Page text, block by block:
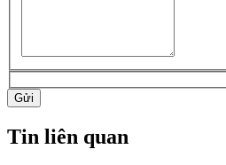
Gửi
Tin liên quan